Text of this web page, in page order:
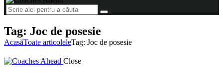
Tag: Joc de posesie
AcasăToate articoleleTag: Joc de posesie
Close